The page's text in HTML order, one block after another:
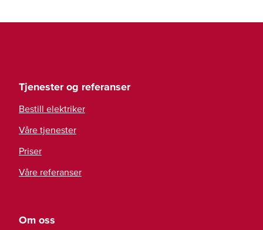
Tjenester og referanser
Bestill elektriker
Våre tjenester
Priser
Våre referanser
Om oss